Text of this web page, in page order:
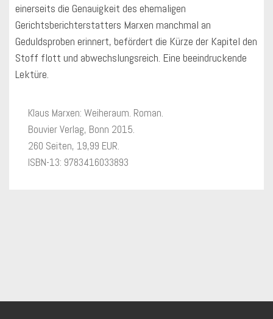
einerseits die Genauigkeit des ehemaligen
Gerichtsberichterstatters Marxen manchmal an
Geduldsproben erinnert, befördert die Kürze der Kapitel den
Stoff flott und abwechslungsreich. Eine beeindruckende
Lektüre.
Klaus Marxen: Weiheraum. Roman.
Bouvier Verlag, Bonn 2015.
260 Seiten, 19,99 EUR.
ISBN-13: 9783416033893